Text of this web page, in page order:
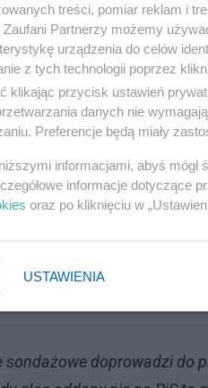
doprowadzi do
treści, pomiar reklam i
Partnerzy możemy
urządzenia do celów
z tych technologii poprzez
klikając przycisk ustawień
danych nie
Preferencje będą miały
informacjami, abyś
informacje dotyczące
oraz po kliknięciu w
USTAWIENIA